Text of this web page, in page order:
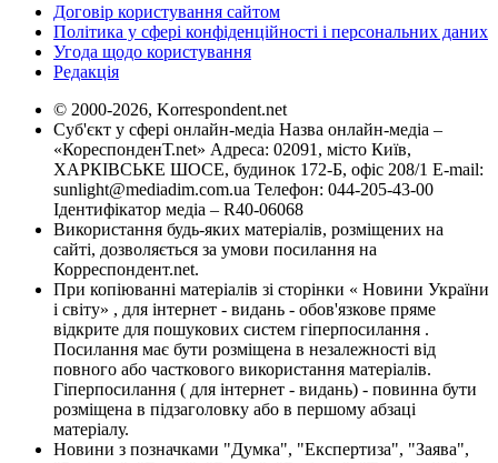
Договір користування сайтом
Політика у сфері конфіденційності і персональних даних
Угода щодо користування
Редакція
© 2000-2026, Korrespondent.net
Суб'єкт у сфері онлайн-медіа Назва онлайн-медіа –
«КореспонденТ.net» Адреса: 02091, місто Київ,
ХАРКІВСЬКЕ ШОСЕ, будинок 172-Б, офіс 208/1 E-mail:
sunlight@mediadim.com.ua Телефон: 044-205-43-00
Ідентифікатор медіа – R40-06068
Використання будь-яких матеріалів, розміщених на
сайті, дозволяється за умови посилання на
Корреспондент.net.
При копіюванні матеріалів зі сторінки « Новини України
і світу» , для інтернет - видань - обов'язкове пряме
відкрите для пошукових систем гіперпосилання .
Посилання має бути розміщена в незалежності від
повного або часткового використання матеріалів.
Гіперпосилання ( для інтернет - видань) - повинна бути
розміщена в підзаголовку або в першому абзаці
матеріалу.
Новини з позначками "Думка", "Експертиза", "Заява",